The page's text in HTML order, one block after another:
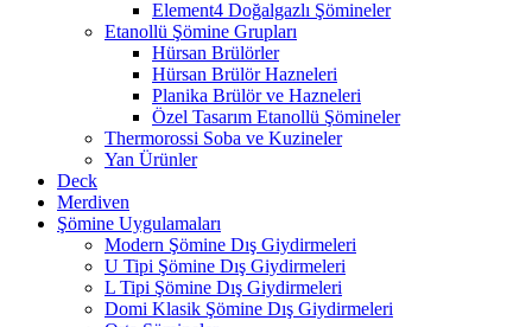
Element4 Doğalgazlı Şömineler
Etanollü Şömine Grupları
Hürsan Brülörler
Hürsan Brülör Hazneleri
Planika Brülör ve Hazneleri
Özel Tasarım Etanollü Şömineler
Thermorossi Soba ve Kuzineler
Yan Ürünler
Deck
Merdiven
Şömine Uygulamaları
Modern Şömine Dış Giydirmeleri
U Tipi Şömine Dış Giydirmeleri
L Tipi Şömine Dış Giydirmeleri
Domi Klasik Şömine Dış Giydirmeleri